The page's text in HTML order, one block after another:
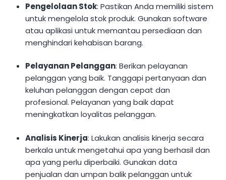
Pengelolaan Stok: Pastikan Anda memiliki sistem
untuk mengelola stok produk. Gunakan software
atau aplikasi untuk memantau persediaan dan
menghindari kehabisan barang.
Pelayanan Pelanggan: Berikan pelayanan
pelanggan yang baik. Tanggapi pertanyaan dan
keluhan pelanggan dengan cepat dan
profesional. Pelayanan yang baik dapat
meningkatkan loyalitas pelanggan.
Analisis Kinerja: Lakukan analisis kinerja secara
berkala untuk mengetahui apa yang berhasil dan
apa yang perlu diperbaiki. Gunakan data
penjualan dan umpan balik pelanggan untuk